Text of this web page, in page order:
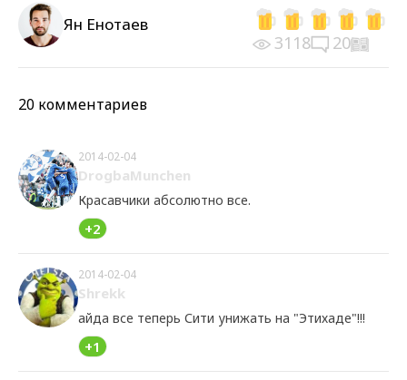
Ян Енотаев
3118 20
20 комментариев
2014-02-04
DrogbaMunchen
Красавчики абсолютно все.
+2
2014-02-04
Shrekk
айда все теперь Сити унижать на "Этихаде"!!!
+1